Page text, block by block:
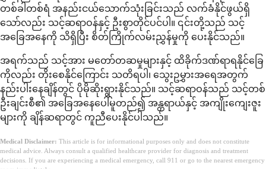
တစ်ခါတစ်ရံ အနည်းငယ်သောက်သုံးခြင်းသည် လက်ခံနိုင်ဖွယ်ရှိ
သော်လည်း သင့်ဆရာဝန်နှင့် ဦးစွာတိုင်ပင်ပါ။ ၎င်းတို့သည် သင့်
အခြေအနေကို သိရှိပြီး စိတ်ကြိုက်လမ်းညွှန်မှုကို ပေးနိုင်သည်။
အရက်သည် သင့်အား မတော်တဆမှုများနှင့် ထိခိုက်ဒဏ်ရာရနိုင်ခြေ
ကိုလည်း တိုးစေနိုင်ကြောင်း သတိရပါ၊ သွေးဥမွှားအရေအတွက်
နည်းပါးနေချိန်တွင် ပိုမိုဆိုးရွားနိုင်သည်။ သင့်ဆရာဝန်သည် သင့်တစ်
ဦးချင်းစီ၏ အခြေအနေပေါ်မူတည်၍ အန္တရာယ်နှင့် အကျိုးကျေးဇူး
များကို ချိန်ဆရာတွင် ကူညီပေးနိုင်ပါသည်။
Medical Disclaimer: This article is for informational purposes only and does not constitute
medical advice. Always consult a qualified healthcare provider for diagnosis and treatment
decisions. If you are experiencing a medical emergency, call 911 or go to the nearest emergency